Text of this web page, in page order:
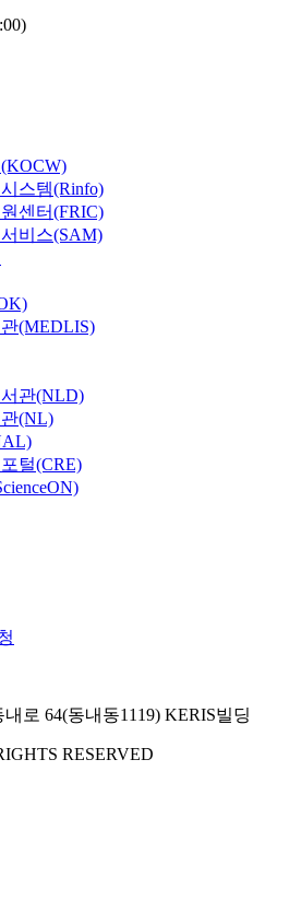
스템(Rinfo)
센터(FRIC)
비스(SAM)
(MEDLIS)
관(NLD)
(NL)
털(CRE)
로 64(동내동1119) KERIS빌딩
RESERVED